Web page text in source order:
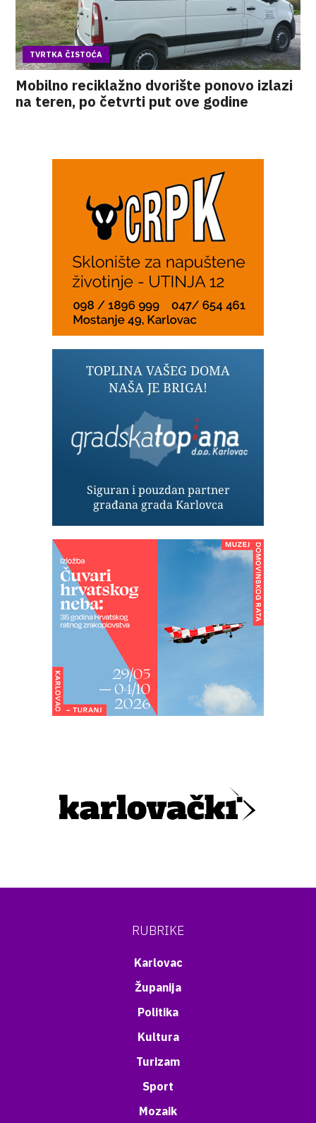
TVRTKA ČISTOĆA
Mobilno reciklažno dvorište ponovo izlazi
na teren, po četvrti put ove godine
RUBRIKE
Karlovac
Županija
Politika
Kultura
Turizam
Sport
Mozaik